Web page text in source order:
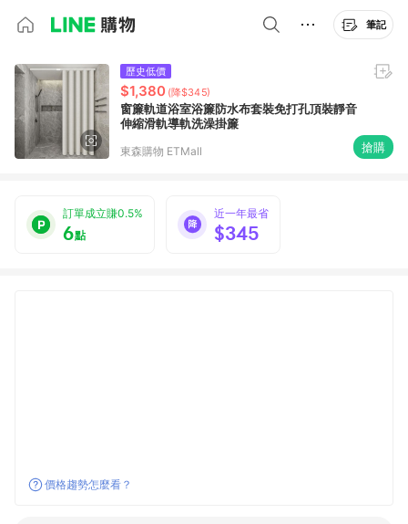
筆記
歷史低價
$1,380 (降$345)
窗簾軌道浴室浴簾防水布套裝免打孔頂裝靜音
伸縮滑軌導軌洗澡掛簾
東森購物 ETMall 搶購
訂單成立賺0.5%
6點
近一年最省
$345
價格趨勢怎麼看？